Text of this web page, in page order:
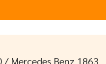
/ Mercedes Benz 1863